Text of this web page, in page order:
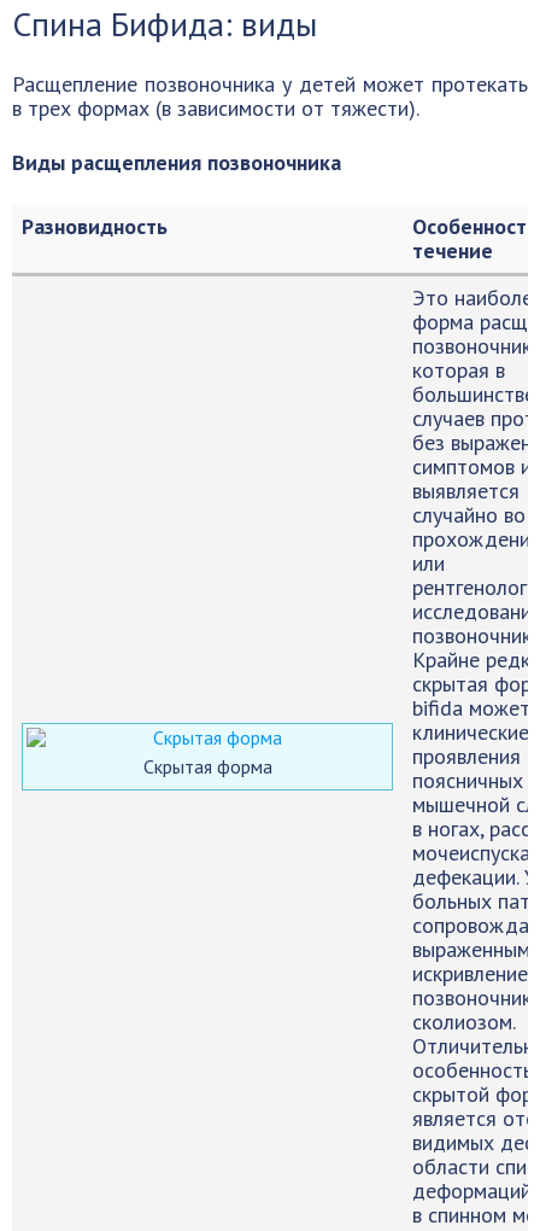
Спина Бифида: виды
Расщепление позвоночника у детей может протекать
в трех формах (в зависимости от тяжести).
Виды расщепления позвоночника
Разновидность
течение
Скрытая форма
Это
форма
которая в
большинстве
случаев
без
симптомов и
выявляется
случайно во
или
Крайне
скрытая
bifida может
клинические
проявления
поясничных
мышечной
в ногах,
дефекации.
больных
выраженным
искривлением
сколиозом.
скрытой
является
видимых
области
деформаций
в спинном